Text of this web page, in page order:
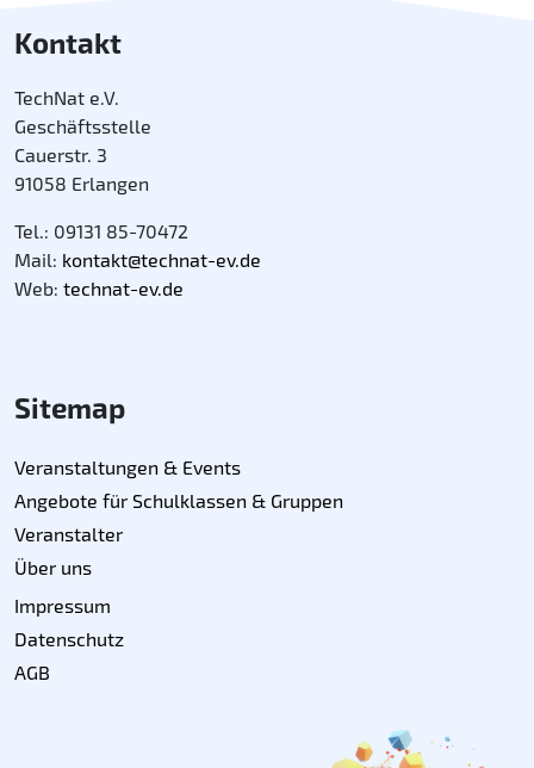
Kontakt
TechNat e.V.
Geschäftsstelle
Cauerstr. 3
91058 Erlangen
Tel.: 09131 85-70472
Mail: kontakt@technat-ev.de
Web: technat-ev.de
Sitemap
Veranstaltungen & Events
Angebote für Schulklassen & Gruppen
Veranstalter
Über uns
Impressum
Datenschutz
AGB